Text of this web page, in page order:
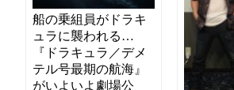
船の乗組員がドラキ
ュラに襲われる…
『ドラキュラ／デメ
テル号最期の航海』
がいよいよ劇場公